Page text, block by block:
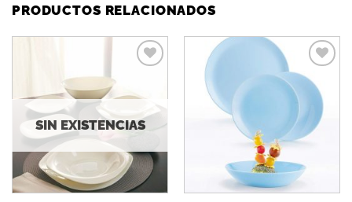
PRODUCTOS RELACIONADOS
deseos
SIN EXISTENCIAS
Añadir
a la
lista de
deseos